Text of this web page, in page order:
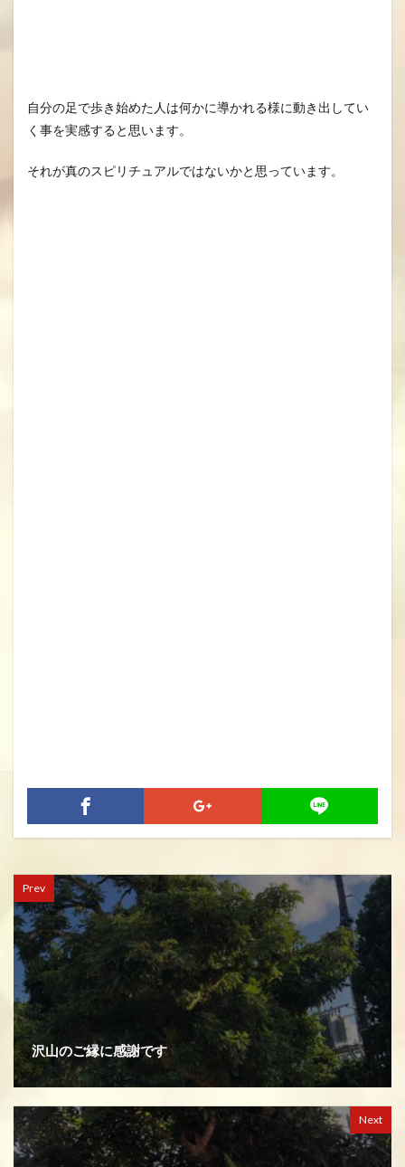
自分の足で歩き始めた人は何かに導かれる様に動き出してい
く事を実感すると思います。
それが真のスピリチュアルではないかと思っています。
Prev
沢山のご縁に感謝です
Next